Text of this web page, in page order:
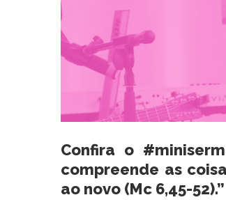
Confira o
compreende as
ao novo (Mc 6,45-52).”